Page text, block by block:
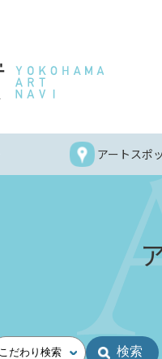
アートスポ
こだわり検索